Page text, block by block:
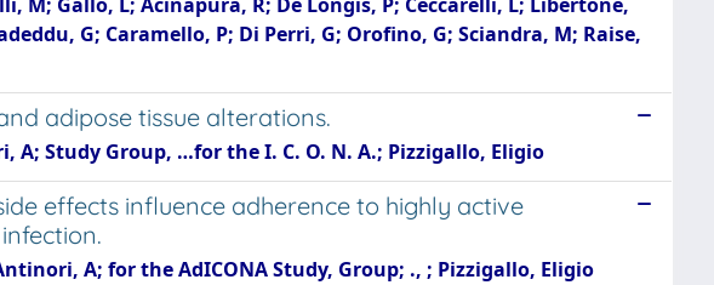
G; Caramello, P; Di Perri, G; Orofino, G; Sciandra, M; Raise,
adipose tissue alterations.
A; Study Group, …for the I. C. O. N. A.; Pizzigallo, Eligio
effects influence adherence to highly active
A; for the AdICONA Study, Group; ., ; Pizzigallo, Eligio